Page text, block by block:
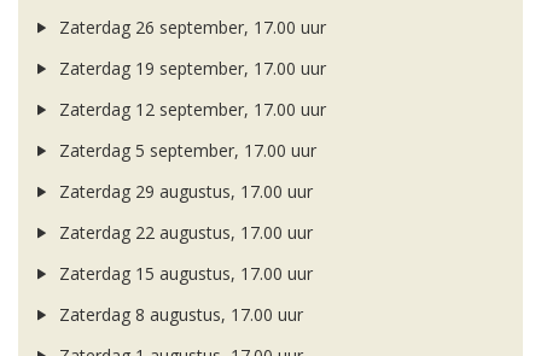
Zaterdag 26 september, 17.00 uur
Zaterdag 19 september, 17.00 uur
Zaterdag 12 september, 17.00 uur
Zaterdag 5 september, 17.00 uur
Zaterdag 29 augustus, 17.00 uur
Zaterdag 22 augustus, 17.00 uur
Zaterdag 15 augustus, 17.00 uur
Zaterdag 8 augustus, 17.00 uur